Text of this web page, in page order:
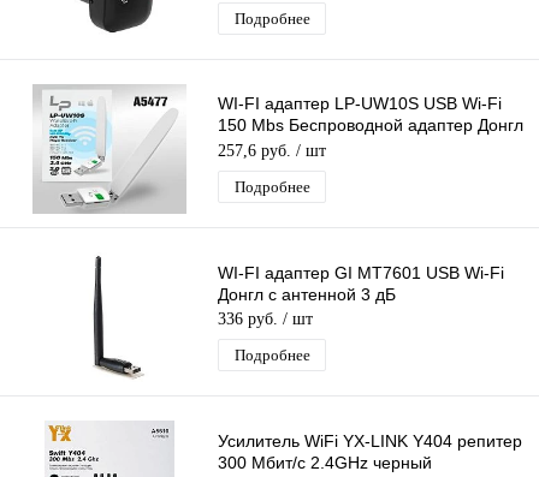
Подробнее
WI-FI адаптер LP-UW10S USB Wi-Fi
150 Mbs Беспроводной адаптер Донгл
с антенной MTK7601
257,6 руб. / шт
Подробнее
WI-FI адаптер GI MT7601 USB Wi-Fi
Донгл с антенной 3 дБ
336 руб. / шт
Подробнее
Усилитель WiFi YX-LINK Y404 репитер
300 Мбит/с 2.4GHz черный